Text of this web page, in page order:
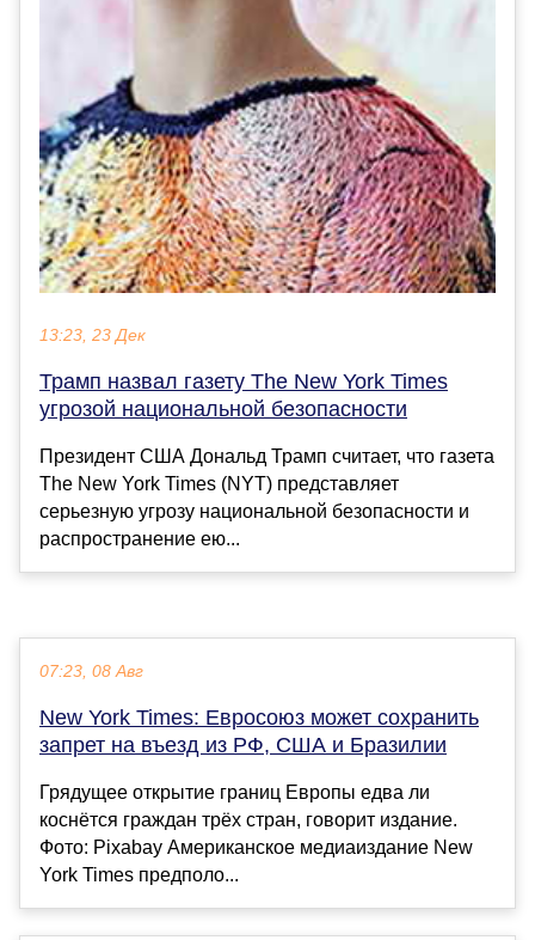
13:23, 23 Дек
Трамп назвал газету The New York Times
угрозой национальной безопасности
Президент США Дональд Трамп считает, что газета
The New York Times (NYT) представляет
серьезную угрозу национальной безопасности и
распространение ею...
07:23, 08 Авг
New York Times: Евросоюз может сохранить
запрет на въезд из РФ, США и Бразилии
Грядущее открытие границ Европы едва ли
коснётся граждан трёх стран, говорит издание.
Фото: Pixabay Американское медиаиздание New
York Times предполо...